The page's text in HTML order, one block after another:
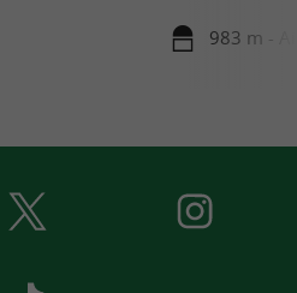
983 m -